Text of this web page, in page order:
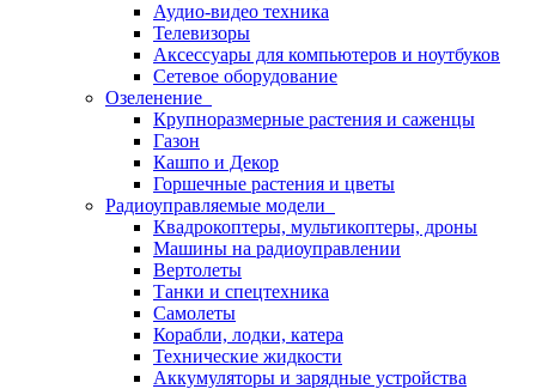
Аудио-видео техника
Телевизоры
Аксессуары для компьютеров и ноутбуков
Сетевое оборудование
Озеленение
Крупноразмерные растения и саженцы
Газон
Кашпо и Декор
Горшечные растения и цветы
Радиоуправляемые модели
Квадрокоптеры, мультикоптеры, дроны
Машины на радиоуправлении
Вертолеты
Танки и спецтехника
Самолеты
Корабли, лодки, катера
Технические жидкости
Аккумуляторы и зарядные устройства